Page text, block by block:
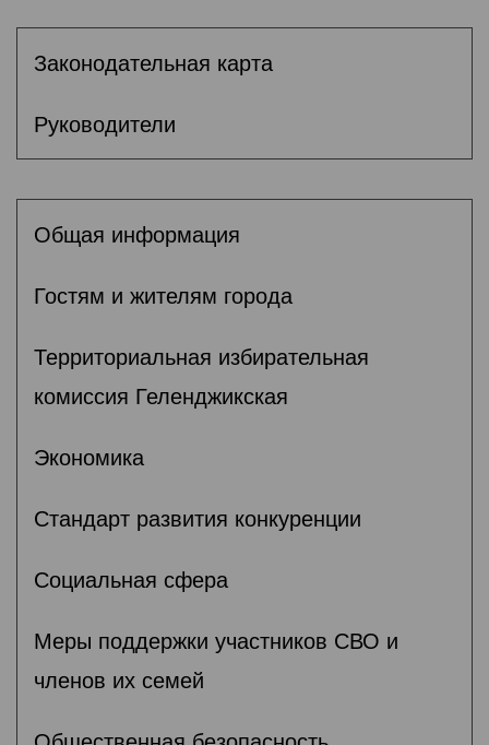
Законодательная карта
Руководители
Общая информация
Гостям и жителям города
Территориальная избирательная
комиссия Геленджикcкая
Экономика
Стандарт развития конкуренции
Социальная сфера
Меры поддержки участников СВО и
членов их семей